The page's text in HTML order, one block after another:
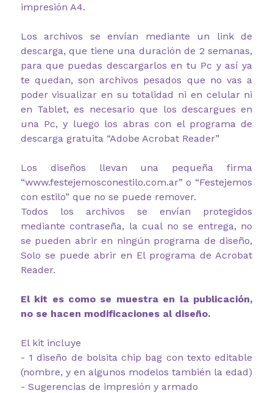
impresión A4.
Los archivos se envían mediante un link de
descarga, que tiene una duración de 2 semanas,
para que puedas descargarlos en tu Pc y así ya
te quedan, son archivos pesados que no vas a
poder visualizar en su totalidad ni en celular ni
en Tablet, es necesario que los descargues en
una Pc, y luego los abras con el programa de
descarga gratuita “Adobe Acrobat Reader”
Los diseños llevan una pequeña firma
“www.festejemosconestilo.com.ar” o “Festejemos
con estilo” que no se puede remover.
Todos los archivos se envían protegidos
mediante contraseña, la cual no se entrega, no
se pueden abrir en ningún programa de diseño,
Solo se puede abrir en El programa de Acrobat
Reader.
El kit es como se muestra en la publicación,
no se hacen modificaciones al diseño.
El kit incluye
- 1 diseño de bolsita chip bag con texto editable
(nombre, y en algunos modelos también la edad)
- Sugerencias de impresión y armado